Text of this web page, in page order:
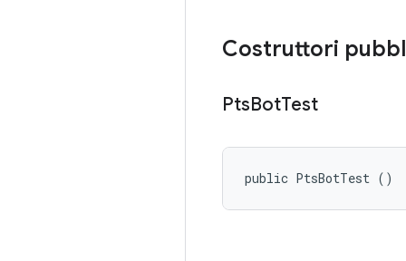
Costruttori
PtsBotTest
public PtsBotTest ()